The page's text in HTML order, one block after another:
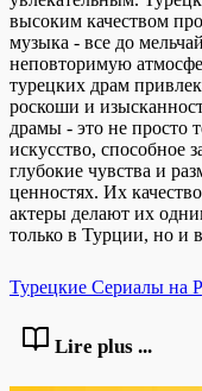
высоким качеством
музыка - все до
неповторимую
турецких драм
роскоши и
драмы - это не просто
искусство, способное
глубокие чувства и
ценностях. Их
актеры делают их
только в Турции, но и
Турецкие Сериалы на
Lire plus ...